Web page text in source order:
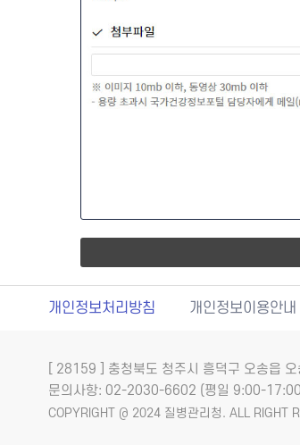
개인정보처리방침 개인정보이용안내
[ 28159 ] 충청북도 청주시 흥덕구 오송읍
문의사항: 02-2030-6602 (평일 9:00-
COPYRIGHT @ 2024 질병관리청. ALL RIGHT